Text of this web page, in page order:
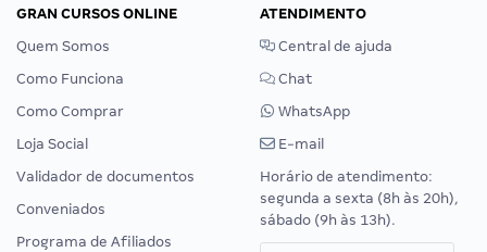
GRAN CURSOS ONLINE
Quem Somos
Como Funciona
Como Comprar
Loja Social
Validador de documentos
Conveniados
Programa de Afiliados
ATENDIMENTO
Central de ajuda
Chat
WhatsApp
E-mail
Horário de atendimento:
segunda a sexta (8h às 20h),
sábado (9h às 13h).